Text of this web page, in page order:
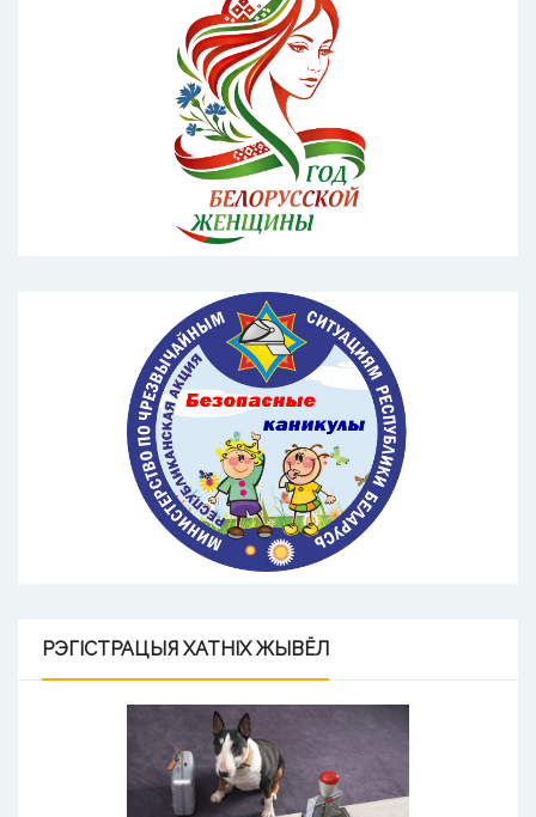
РЭГІСТРАЦЫЯ ХАТНІХ ЖЫВЁЛ